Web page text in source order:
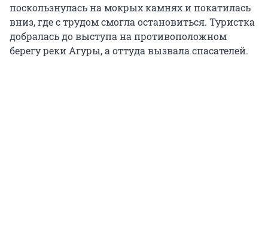
поскользнулась на мокрых камнях и покатилась
вниз, где с трудом смогла остановиться. Туристка
добралась до выступа на противоположном
берегу реки Агуры, а оттуда вызвала спасателей.